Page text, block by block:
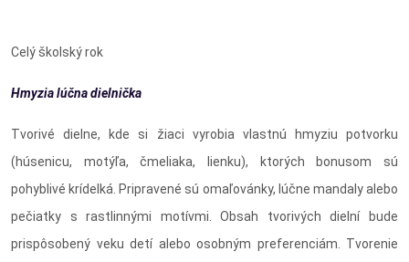
Celý školský rok
Hmyzia lúčna dielnička
Tvorivé dielne, kde si žiaci vyrobia vlastnú hmyziu potvorku
(húsenicu, motýľa, čmeliaka, lienku), ktorých bonusom sú
pohyblivé krídelká. Pripravené sú omaľovánky, lúčne mandaly alebo
pečiatky s rastlinnými motívmi. Obsah tvorivých dielní bude
prispôsobený veku detí alebo osobným preferenciám. Tvorenie